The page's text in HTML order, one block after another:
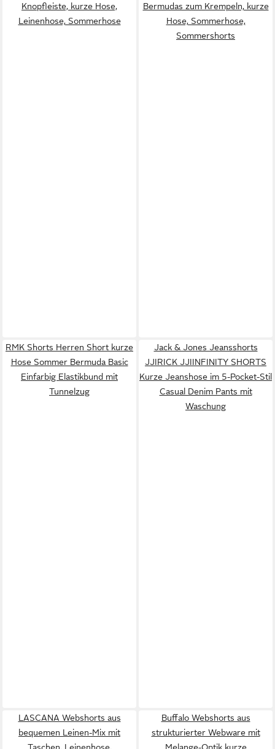
Knopfleiste, kurze Hose,
Leinenhose, Sommerhose
Bermudas zum Krempeln, kurze
Hose, Sommerhose,
Sommershorts
RMK Shorts Herren Short kurze
Hose Sommer Bermuda Basic
Einfarbig Elastikbund mit
Tunnelzug
Jack & Jones Jeansshorts
JJIRICK JJIINFINITY SHORTS
Kurze Jeanshose im 5-Pocket-Stil
Casual Denim Pants mit
Waschung
LASCANA Webshorts aus
bequemen Leinen-Mix mit
Taschen, Leinenhose,
Buffalo Webshorts aus
strukturierter Webware mit
Melange-Optik kurze